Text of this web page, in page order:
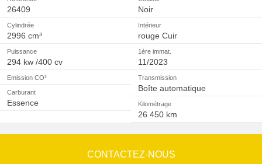
26409
Cylindrée
2996 cm³
Puissance
294 kw /400 cv
Emission CO²
Carburant
Essence
Noir
Intérieur
rouge Cuir
1ère immat.
11/2023
Transmission
Boîte automatique
Kilométrage
26 450 km
CONTACTEZ-NOUS